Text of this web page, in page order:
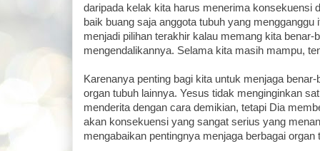
daripada kelak kita harus menerima konsekuensi
baik buang saja anggota tubuh yang mengganggu
menjadi pilihan terakhir kalau memang kita benar-
mengendalikannya. Selama kita masih mampu,
Karenanya penting bagi kita untuk menjaga
organ tubuh lainnya. Yesus tidak menginginkan
menderita dengan cara demikian, tetapi Dia
akan konsekuensi yang sangat serius yang
mengabaikan pentingnya menjaga berbagai organ